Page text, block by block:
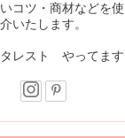
コツ・商材などを
いたします。
レスト やってます